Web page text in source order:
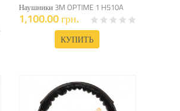
Наушники 3M OPTIME 1 H510A
1,100.00 грн.
КУПИТЬ